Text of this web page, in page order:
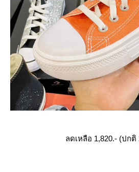
ลดเหลือ 1,820.- (ปกติ